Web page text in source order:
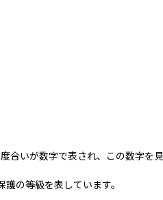
合いが数字で表され、この数字を
の等級を表しています。